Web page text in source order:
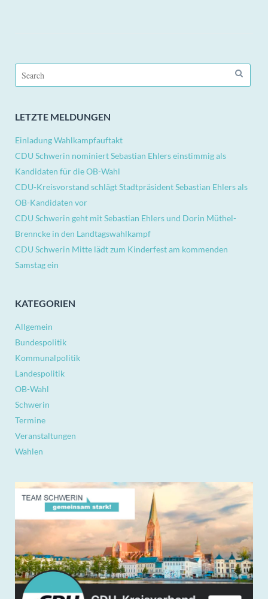
for:
LETZTE MELDUNGEN
Einladung Wahlkampfauftakt
CDU Schwerin nominiert Sebastian Ehlers einstimmig als
Kandidaten für die OB-Wahl
CDU-Kreisvorstand schlägt Stadtpräsident Sebastian Ehlers als
OB-Kandidaten vor
CDU Schwerin geht mit Sebastian Ehlers und Dorin Müthel-
Brenncke in den Landtagswahlkampf
CDU Schwerin Mitte lädt zum Kinderfest am kommenden
Samstag ein
KATEGORIEN
Allgemein
Bundespolitik
Kommunalpolitik
Landespolitik
OB-Wahl
Schwerin
Termine
Veranstaltungen
Wahlen